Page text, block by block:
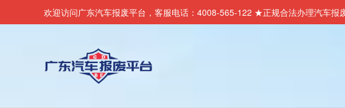
欢迎访问广东汽车报废平台，客服电话：4008-565-122 ★正规合法办理汽车报